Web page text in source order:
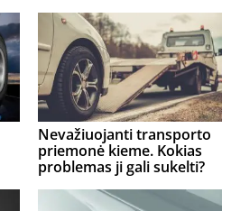
Nevažiuojanti transporto
priemonė kieme. Kokias
problemas ji gali sukelti?